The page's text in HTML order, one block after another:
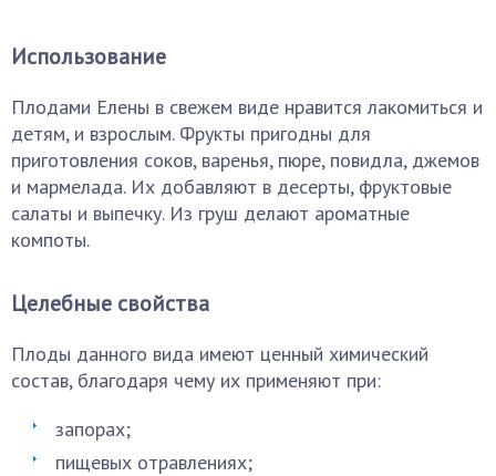
Использование
Плодами Елены в свежем виде нравится лакомиться и
детям, и взрослым. Фрукты пригодны для
приготовления соков, варенья, пюре, повидла, джемов
и мармелада. Их добавляют в десерты, фруктовые
салаты и выпечку. Из груш делают ароматные
компоты.
Целебные свойства
Плоды данного вида имеют ценный химический
состав, благодаря чему их применяют при:
запорах;
пищевых отравлениях;